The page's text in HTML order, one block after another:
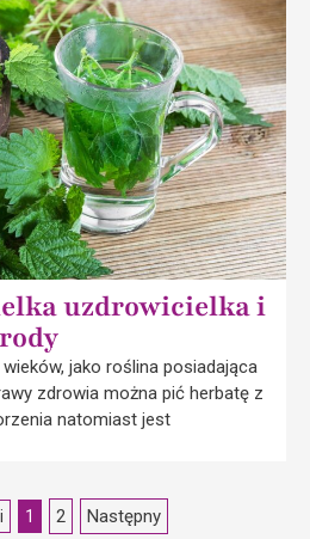
uzdrowicielka i
jako roślina posiadająca
zdrowia można pić herbatę z
natomiast jest
1 2 Następny